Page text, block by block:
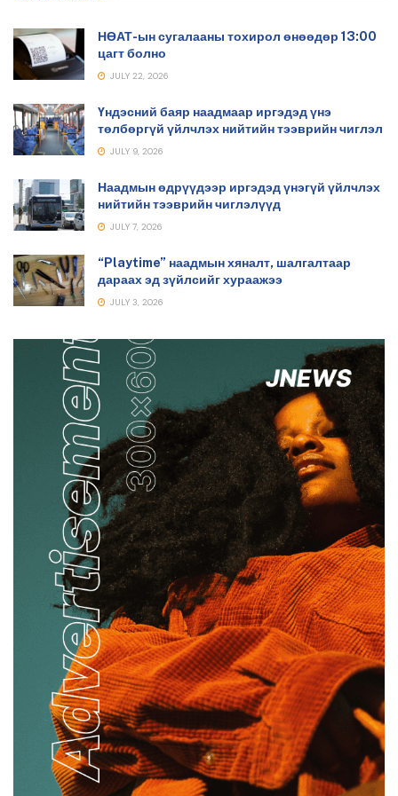
НӨАТ-ын сугалааны тохирол өнөөдөр 13:00
цагт болно
JULY 22, 2026
Үндэсний баяр наадмаар иргэдэд үнэ
төлбөргүй үйлчлэх нийтийн тээврийн чиглэл
JULY 9, 2026
Наадмын өдрүүдээр иргэдэд үнэгүй үйлчлэх
нийтийн тээврийн чиглэлүүд
JULY 7, 2026
“Playtime” наадмын хяналт, шалгалтаар
дараах эд зүйлсийг хураажээ
JULY 3, 2026